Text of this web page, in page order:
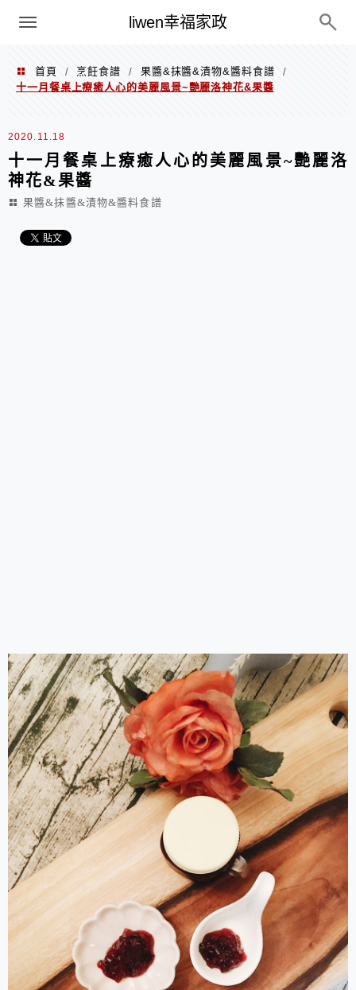
liwen幸福家政
menu
首頁 / 烹飪食譜 / 果醬&抹醬&漬物&醬料食譜
/
十一月餐桌上療癒人心的美麗風景~艷麗洛神花&果醬
2020.11.18
十一月餐桌上療癒人心的美麗風景~艷麗洛
神花&果醬
果醬&抹醬&漬物&醬料食譜